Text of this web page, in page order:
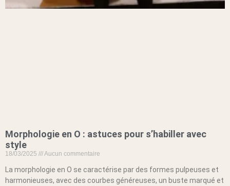
Morphologie en O : astuces pour s’habiller avec
style
18/03/2025 Aucun commentaire
La morphologie en O se caractérise par des formes pulpeuses et
harmonieuses, avec des courbes généreuses, un buste marqué et